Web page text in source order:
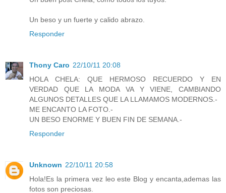
Un beso y un fuerte y calido abrazo.
Responder
Thony Caro 22/10/11 20:08
HOLA CHELA: QUE HERMOSO RECUERDO Y EN
VERDAD QUE LA MODA VA Y VIENE, CAMBIANDO
ALGUNOS DETALLES QUE LA LLAMAMOS MODERNOS.-
ME ENCANTO LA FOTO.-
UN BESO ENORME Y BUEN FIN DE SEMANA.-
Responder
Unknown 22/10/11 20:58
Hola!Es la primera vez leo este Blog y encanta,ademas las
fotos son preciosas.